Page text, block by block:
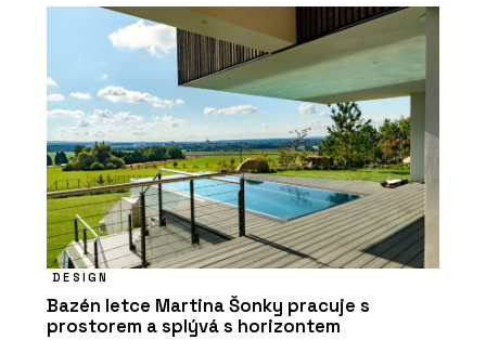
DESIGN
Bazén letce Martina Šonky pracuje s
prostorem a splývá s horizontem